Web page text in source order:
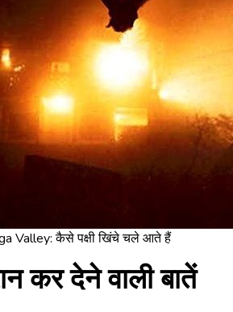
Valley: कैसे पक्षी खिंचे चले आते हैं
कर देने वाली बातें